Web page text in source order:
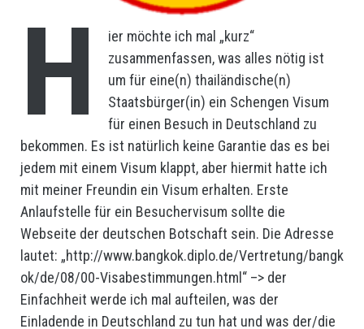
H
ier möchte ich mal „kurz“
zusammenfassen, was alles nötig ist
um für eine(n) thailändische(n)
Staatsbürger(in) ein Schengen Visum
für einen Besuch in Deutschland zu
bekommen. Es ist natürlich keine Garantie das es bei
jedem mit einem Visum klappt, aber hiermit hatte ich
mit meiner Freundin ein Visum erhalten. Erste
Anlaufstelle für ein Besuchervisum sollte die
Webseite der deutschen Botschaft sein. Die Adresse
lautet: „http://www.bangkok.diplo.de/Vertretung/bangk
ok/de/08/00-Visabestimmungen.html“ –> der
Einfachheit werde ich mal aufteilen, was der
Einladende in Deutschland zu tun hat und was der/die